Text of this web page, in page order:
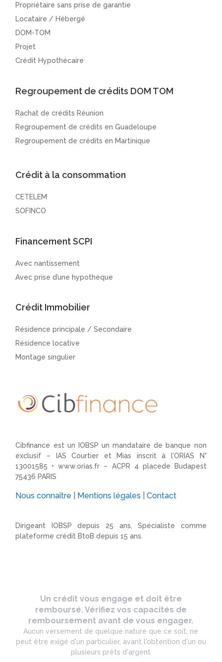
Propriétaire sans prise de garantie
Locataire / Hébergé
DOM-TOM
Projet
Crédit Hypothécaire
Regroupement de crédits DOM TOM
Rachat de crédits Réunion
Regroupement de crédits en Guadeloupe
Regroupement de crédits en Martinique
Crédit à la consommation
CETELEM
SOFINCO
Financement SCPI
Avec nantissement
Avec prise d’une hypothèque
Crédit Immobilier
Résidence principale / Secondaire
Résidence locative
Montage singulier
Cibfinance est un IOBSP un mandataire de banque non
exclusif – IAS Courtier et Mias inscrit à l’ORIAS N°
13001585 •www.orias.fr – ACPR 4 placede Budapest
75436 PARIS
Nous connaître Mentions légales |Contact
Dirigeant IOBSP depuis 25 ans, Spécialiste comme
plateforme crédit BtoB depuis 15 ans.
Un crédit vous engage et doit être
remboursé. Vérifiez vos capacités de
remboursement avant de vous engager.
Aucun versement de quelque nature que ce soit, ne
peut être exigé d'un particulier, avant l'obtention d'un ou
plusieurs prêts d'argent